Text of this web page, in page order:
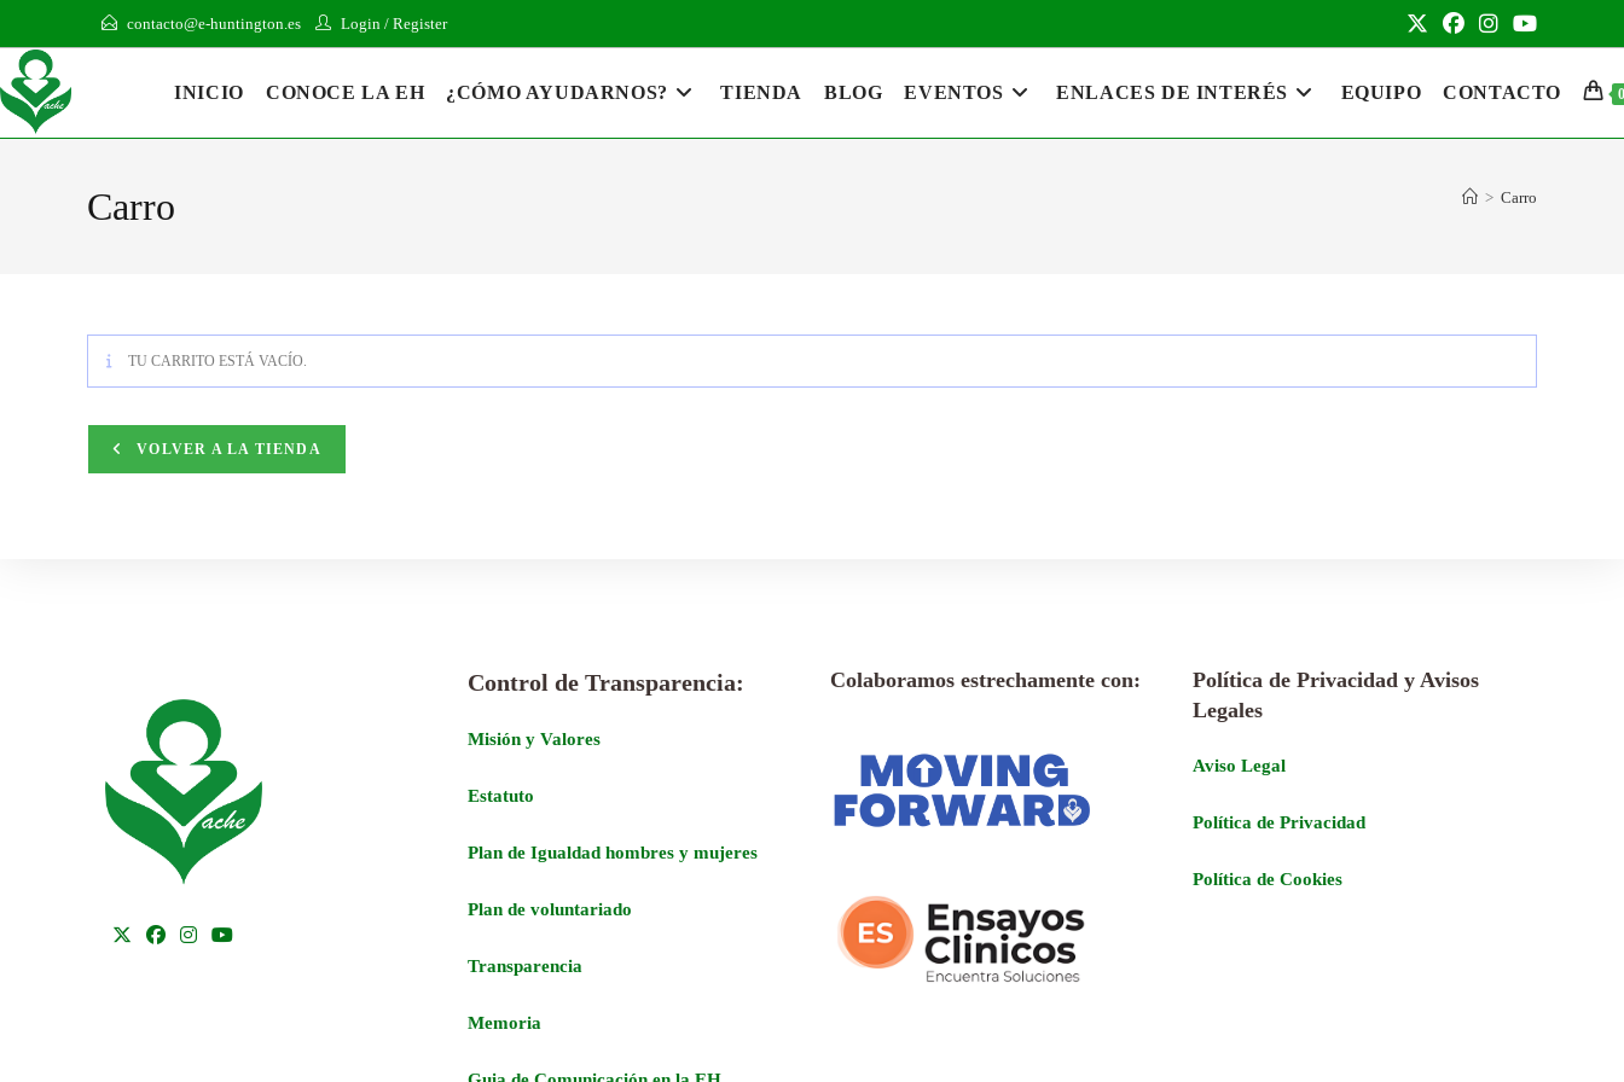
contacto@e-huntington.es Login / Register
INICIO CONOCE LA EH ¿CÓMO AYUDARNOS? TIENDA BLOG EVENTOS ENLACES DE INTERÉS EQUIPO CONTACTO 0
Carro > Carro
TU CARRITO ESTÁ VACÍO.
VOLVER A LA TIENDA
Control de Transparencia:
Misión y Valores
Estatuto
Plan de Igualdad hombres y mujeres
Plan de voluntariado
Transparencia
Memoria
Colaboramos estrechamente con:
Política de Privacidad y Avisos
Legales
Aviso Legal
Política de Privacidad
Política de Cookies